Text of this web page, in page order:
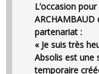
L’occasion pour le Dirigeant de l’agence, Xavier
partenariat :
« Je suis très
Absolis est une
temporaire